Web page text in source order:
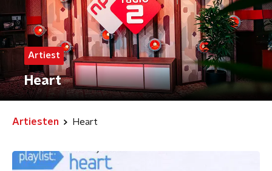
Artiest
Heart
Artiesten Heart